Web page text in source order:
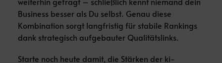
Business besser als Du selbst. Genau diese
Kombination sorgt langfristig für stabile Rankings
dank strategisch aufgebauter Qualitätslinks.
Starte noch heute damit, die Stärken der ki-